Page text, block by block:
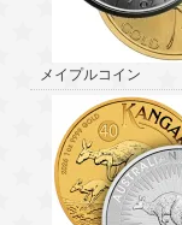
メイプルコイン